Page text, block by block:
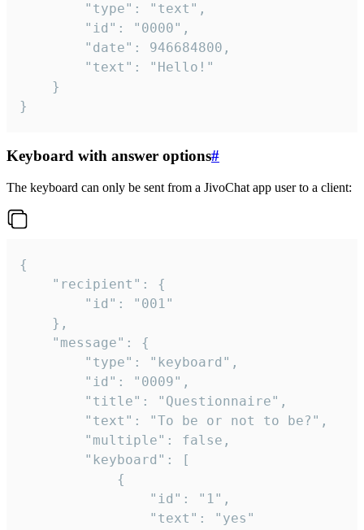
}
Keyboard with answer options#
The keyboard can only be sent from a JivoChat app user to a client:
{